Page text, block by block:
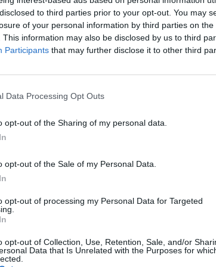
to third parties prior to your opt-out. You may
of your personal information by third parties on the
This information may also be disclosed by us to third
Participants that may further disclose it to other third
Data Processing Opt Outs
opt-out of the Sharing of my personal data.
opt-out of the Sale of my Personal Data.
opt-out of processing my Personal Data for Targeted
opt-out of Collection, Use, Retention, Sale, and/or
Data that Is Unrelated with the Purposes for
Visi
liko
00:00:44
Plinta audros vaizdai iš visos Lietuvos:
netoli Druskininkų vėjas vertė ištisus
Žinios | Orai
Sinoptikai atsakė, kokiais orais
Žinios Orai